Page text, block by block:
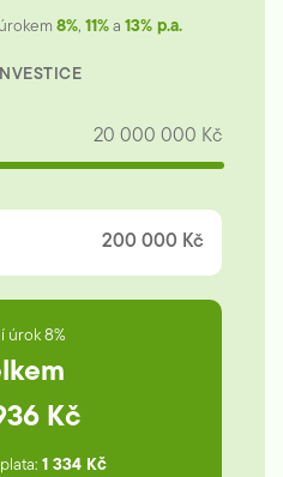
8%, 11% a 13% p.a.
20 000 000 Kč
200 000 Kč
úrok 8%
Kč
1 334 Kč